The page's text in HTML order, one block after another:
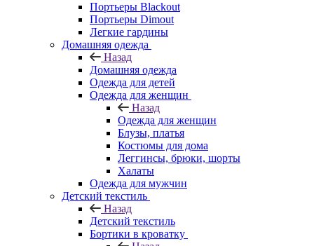
Портьеры Blackout
Портьеры Dimout
Легкие гардины
Домашняя одежда
Назад
Домашняя одежда
Одежда для детей
Одежда для женщин
Назад
Одежда для женщин
Блузы, платья
Костюмы для дома
Леггинсы, брюки, шорты
Халаты
Одежда для мужчин
Детский текстиль
Назад
Детский текстиль
Бортики в кроватку